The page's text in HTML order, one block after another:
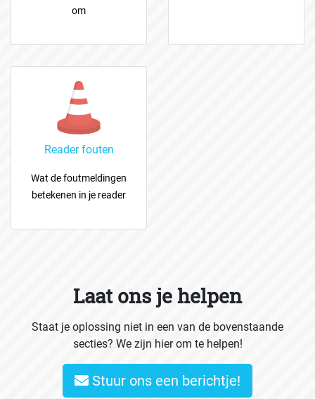
om
Reader fouten
Wat de foutmeldingen
betekenen in je reader
Laat ons je helpen
Staat je oplossing niet in een van de bovenstaande
secties? We zijn hier om te helpen!
Stuur ons een berichtje!